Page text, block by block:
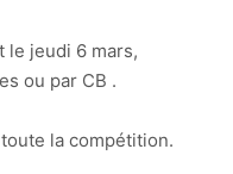
le jeudi 6 mars,
ou par CB .
la compétition.